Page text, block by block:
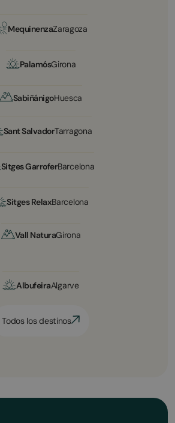
MequinenzaZaragoza
PalamósGirona
SabiñánigoHuesca
Sant SalvadorTarragona
Sitges GarroferBarcelona
Sitges RelaxBarcelona
Vall NaturaGirona
AlbufeiraAlgarve
Todos los destinos